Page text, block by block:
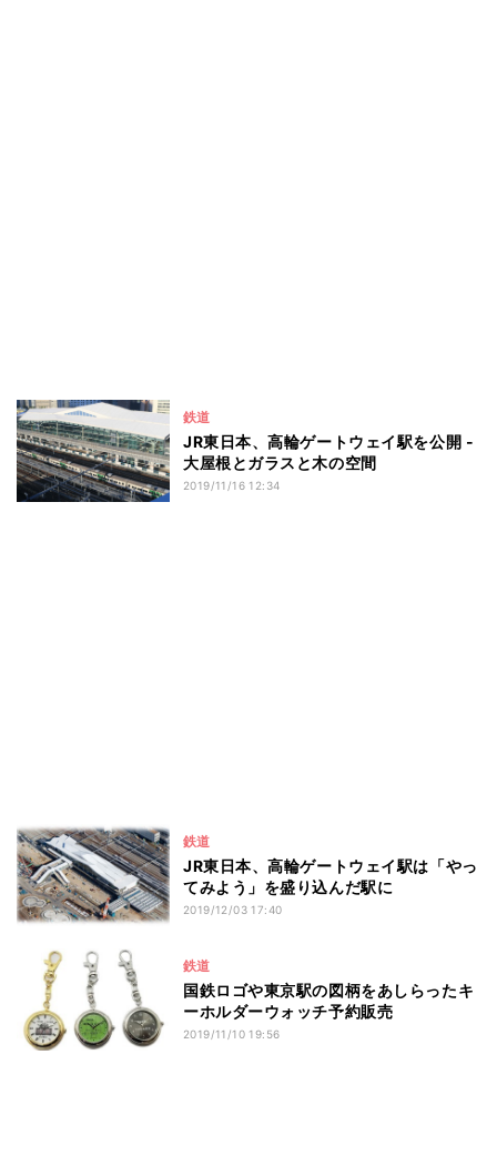
鉄道
JR東日本、高輪ゲートウェイ駅を公開 -
大屋根とガラスと木の空間
2019/11/16 12:34
鉄道
JR東日本、高輪ゲートウェイ駅は「やっ
てみよう」を盛り込んだ駅に
2019/12/03 17:40
鉄道
国鉄ロゴや東京駅の図柄をあしらったキ
ーホルダーウォッチ予約販売
2019/11/10 19:56